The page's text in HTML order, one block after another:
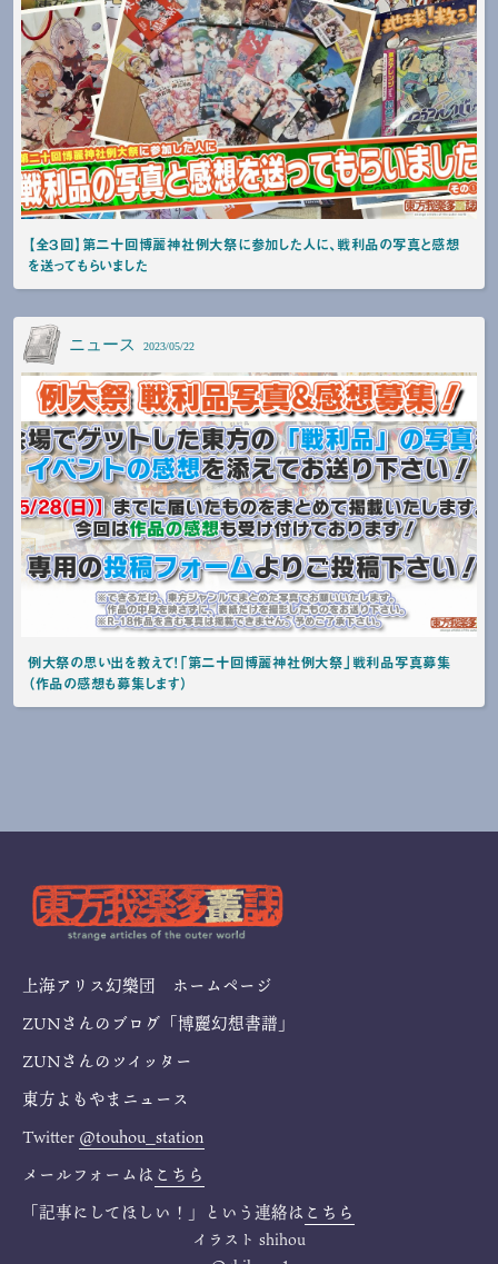
【全３回】第二十回博麗神社例大祭に参加した人に、戦利品の写真と感想
を送ってもらいました
ニュース 2023/05/22
例大祭の思い出を教えて！「第二十回博麗神社例大祭」戦利品写真募集
（作品の感想も募集します）
上海アリス幻樂団 ホームページ
ZUNさんのブログ「博麗幻想書譜」
ZUNさんのツイッター
東方よもやまニュース
Twitter @touhou_station
メールフォームは こちら
「記事にしてほしい！」という連絡は こちら
イラスト shihou